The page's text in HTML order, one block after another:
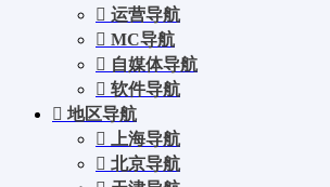
运营导航
MC导航
自媒体导航
软件导航
地区导航
上海导航
北京导航